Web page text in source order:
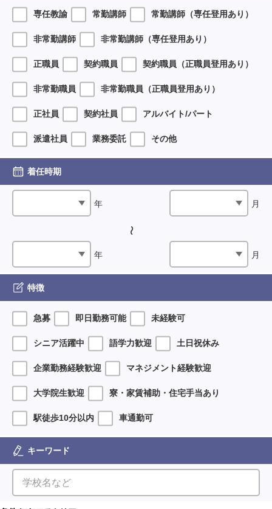
専任教諭 常勤講師 常勤講師（専任登用あり）
非常勤講師 非常勤講師（専任登用あり）
正職員 契約職員 契約職員（正職員登用あり）
非常勤職員 非常勤職員（正職員登用あり）
正社員 契約社員 アルバイト/パート
派遣社員 業務委託 その他
着任時期
年 月
年 月
特徴
急募 即日勤務可能 未経験可
シニア活躍中 語学力歓迎 土日祝休み
企業勤務経験歓迎 マネジメント経験歓迎
大学院生歓迎 寮・家賃補助・住宅手当あり
駅徒歩10分以内 車通勤可
キーワード